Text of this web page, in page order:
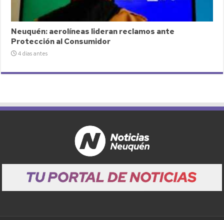
Neuquén: aerolíneas lideran reclamos ante
Protección al Consumidor
4 días antes